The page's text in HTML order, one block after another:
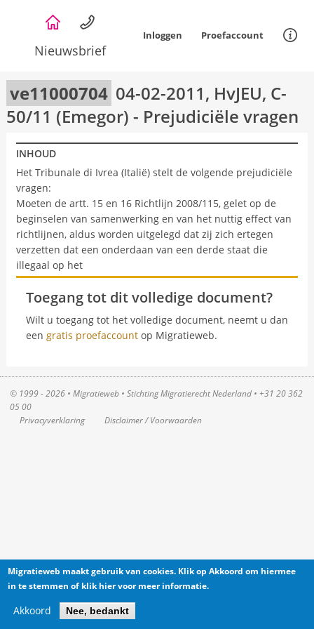
gaan
Nieuwsbrief
Inloggen Proefaccount
ve11000704 04-02-2011, HvJEU, C-
50/11 (Emegor) - Prejudiciële vragen
INHOUD
Het Tribunale di Ivrea (Italië) stelt de volgende prejudiciële
vragen:
Moeten de artt. 15 en 16 Richtlijn 2008/115, gelet op de
beginselen van samenwerking en van het nuttig effect van
richtlijnen, aldus worden uitgelegd dat zij zich ertegen
verzetten dat een onderdaan van een derde staat die
illegaal op het
Toegang tot dit volledige document?
Wilt u toegang tot het volledige document, neemt u dan
een gratis proefaccountop Migratieweb.
© 1999 - 2026 • Migratieweb • Stichting Migratierecht Nederland • +31 20 362
05 00
Privacyverklaring
Disclaimer / Voorwaarden
Migratieweb maakt gebruik van cookies. Klik op Akkoord om hiermee
in te stemmen of klik hier voor meer informatie.
Akkoord Nee, bedankt